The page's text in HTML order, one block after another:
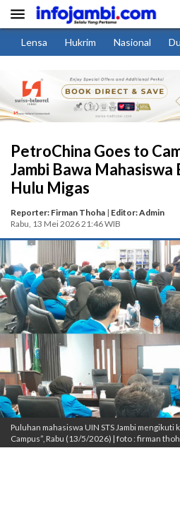

Lensa Hukrim Nasional
PetroChina Goes to
Jambi Bawa Mahasiswa
Hulu Migas
Reporter: Firman Thoha | Editor: Admin
Rabu, 13 Mei 2026 21:46 WIB
Puluhan mahasiswa UIN STS Jambi
Campus”, Rabu (13/5/2026) | foto : firman